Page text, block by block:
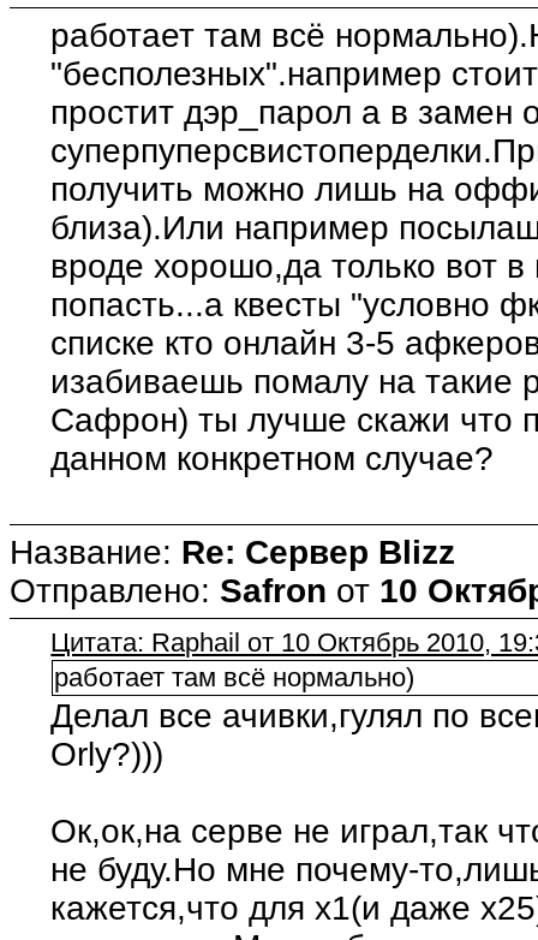
работает там всё
"бесполезных".например
простит дэр_парол а в замен
получить можно лишь на
близа).Или например
вроде хорошо,да только вот
попасть...а квесты "условно
списке кто онлайн 3-5
изабиваешь помалу на такие
Сафрон) ты лучше скажи что
данном конкретном случае?
Название: Re: Сервер Blizz
Отправлено: Safron от 10
Цитата: Raphail от 10 Октябрь 2010,
работает там всё нормально)
Делал все ачивки,гулял по
Orly?)))
Ок,ок,на серве не играл,так
не буду.Но мне почему-
кажется,что для х1(и даже